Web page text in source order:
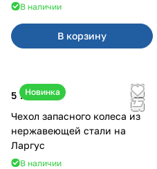
В наличии
В корзину
Новинка
5 700 ₽
Чехол запасного колеса из
нержавеющей стали на
Ларгус
В наличии